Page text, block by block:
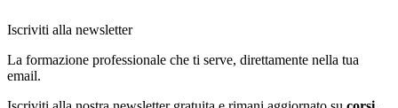
Iscriviti alla newsletter
La formazione professionale che ti serve, direttamente nella tua
email.